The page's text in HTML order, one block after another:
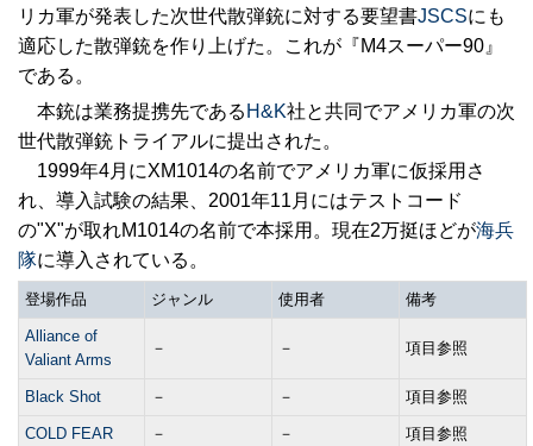
リカ軍が発表した次世代散弾銃に対する要望書JSCSにも
適応した散弾銃を作り上げた。これが『M4スーパー90』
である。
本銃は業務提携先である H&K社と共同でアメリカ軍の次
世代散弾銃トライアルに提出された。
1999年4月にXM1014の名前でアメリカ軍に仮採用さ
れ、導入試験の結果、2001年11月にはテストコード
の"X"が取れM1014の名前で本採用。現在2万挺ほどが海兵
隊に導入されている。
登場作品 ジャンル 使用者 備考
Alliance of
Valiant Arms
－ － 項目参照
Black Shot － － 項目参照
COLD FEAR － － 項目参照